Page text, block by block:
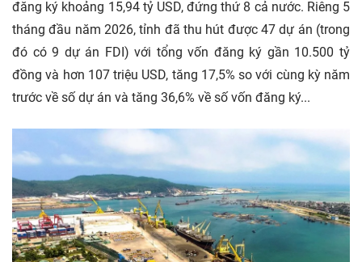
đăng ký khoảng 15,94 tỷ USD, đứng thứ 8 cả nước. Riêng 5
tháng đầu năm 2026, tỉnh đã thu hút được 47 dự án (trong
đó có 9 dự án FDI) với tổng vốn đăng ký gần 10.500 tỷ
đồng và hơn 107 triệu USD, tăng 17,5% so với cùng kỳ năm
trước về số dự án và tăng 36,6% về số vốn đăng ký...